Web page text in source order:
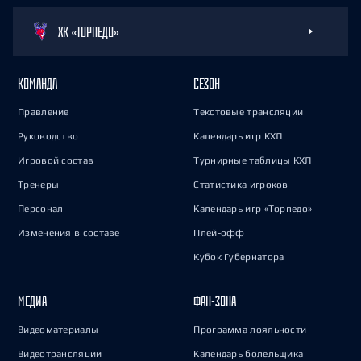
ХК «ТОРПЕДО»
КОМАНДА
Правление
Руководство
Игровой состав
Тренеры
Персонал
Изменения в составе
СЕЗОН
Текстовые трансляции
Календарь игр КХЛ
Турнирные таблицы КХЛ
Статистика игроков
Календарь игр «Торпедо»
Плей-офф
Кубок Губернатора
МЕДИА
Видеоматериалы
Видеотрансляции
ФАН-ЗОНА
Программа лояльности
Календарь болельщика